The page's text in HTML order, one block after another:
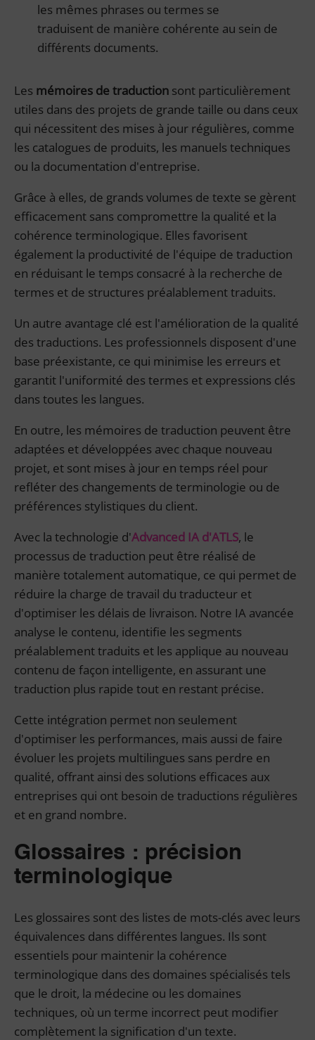
les mêmes phrases ou termes se
traduisent de manière cohérente au sein de
différents documents.
Les mémoires de traduction sont particulièrement
utiles dans des projets de grande taille ou dans ceux
qui nécessitent des mises à jour régulières, comme
les catalogues de produits, les manuels techniques
ou la documentation d'entreprise.
Grâce à elles, de grands volumes de texte se gèrent
efficacement sans compromettre la qualité et la
cohérence terminologique. Elles favorisent
également la productivité de l'équipe de traduction
en réduisant le temps consacré à la recherche de
termes et de structures préalablement traduits.
Un autre avantage clé est l'amélioration de la qualité
des traductions. Les professionnels disposent d'une
base préexistante, ce qui minimise les erreurs et
garantit l'uniformité des termes et expressions clés
dans toutes les langues.
En outre, les mémoires de traduction peuvent être
adaptées et développées avec chaque nouveau
projet, et sont mises à jour en temps réel pour
refléter des changements de terminologie ou de
préférences stylistiques du client.
Avec la technologie d'Advanced IA d'ATLS, le
processus de traduction peut être réalisé de
manière totalement automatique, ce qui permet de
réduire la charge de travail du traducteur et
d'optimiser les délais de livraison. Notre IA avancée
analyse le contenu, identifie les segments
préalablement traduits et les applique au nouveau
contenu de façon intelligente, en assurant une
traduction plus rapide tout en restant précise.
Cette intégration permet non seulement
d'optimiser les performances, mais aussi de faire
évoluer les projets multilingues sans perdre en
qualité, offrant ainsi des solutions efficaces aux
entreprises qui ont besoin de traductions régulières
et en grand nombre.
Glossaires : précision
terminologique
Les glossaires sont des listes de mots-clés avec leurs
équivalences dans différentes langues. Ils sont
essentiels pour maintenir la cohérence
terminologique dans des domaines spécialisés tels
que le droit, la médecine ou les domaines
techniques, où un terme incorrect peut modifier
complètement la signification d'un texte.